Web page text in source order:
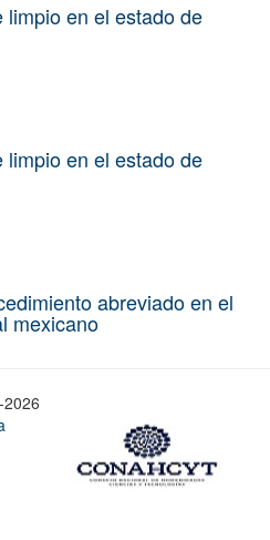
en el estado de
en el estado de
abreviado en el
mexicano